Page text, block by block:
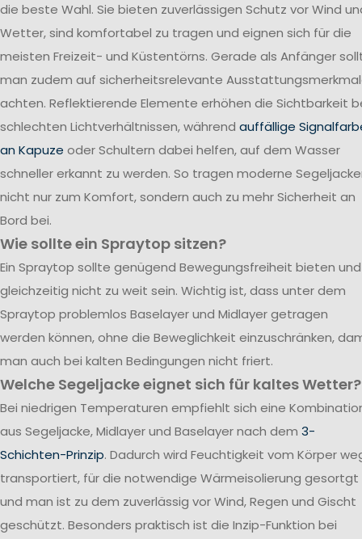
die beste Wahl. Sie bieten zuverlässigen Schutz vor Wind
Wetter, sind komfortabel zu tragen und eignen sich für die
meisten Freizeit- und Küstentörns. Gerade als Anfänger
man zudem auf sicherheitsrelevante
achten. Reflektierende Elemente erhöhen die Sichtbarkeit
schlechten Lichtverhältnissen, während auffällige
an Kapuze oder Schultern dabei helfen, auf dem Wasser
schneller erkannt zu werden. So tragen moderne
nicht nur zum Komfort, sondern auch zu mehr Sicherheit an
Bord bei.
Wie sollte ein Spraytop sitzen?
Ein Spraytop sollte genügend Bewegungsfreiheit bieten und
gleichzeitig nicht zu weit sein. Wichtig ist, dass unter dem
Spraytop problemlos Baselayer und Midlayer getragen
werden können, ohne die Beweglichkeit einzuschränken,
man auch bei kalten Bedingungen nicht friert.
Welche Segeljacke eignet sich für kaltes Wetter?
Bei niedrigen Temperaturen empfiehlt sich eine
aus Segeljacke, Midlayer und Baselayer nach dem 3-
Schichten-Prinzip. Dadurch wird Feuchtigkeit vom Körper
transportiert, für die notwendige Wärmeisolierung gesortgt
und man ist zu dem zuverlässig vor Wind, Regen und Gischt
geschützt. Besonders praktisch ist die Inzip-Funktion bei